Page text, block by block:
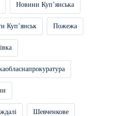
Новини Купʼянська
Купʼянськ Пожежа
Шевченкове